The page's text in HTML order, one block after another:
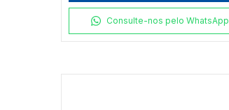
Consulte-nos pelo WhatsApp